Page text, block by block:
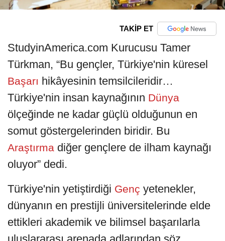
TAKİP ET
StudyinAmerica.com Kurucusu Tamer
Türkman, “Bu gençler, Türkiye'nin küresel
Başarı hikâyesinin temsilcileridir…
Türkiye'nin insan kaynağının Dünya
ölçeğinde ne kadar güçlü olduğunun en
somut göstergelerinden biridir. Bu
Araştırma diğer gençlere de ilham kaynağı
oluyor” dedi.
Türkiye'nin yetiştirdiği Genç yetenekler,
dünyanın en prestijli üniversitelerinde elde
ettikleri akademik ve bilimsel başarılarla